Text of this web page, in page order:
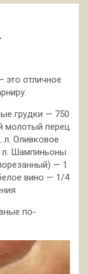
отличное
грудки — 750
молотый перец
л. Оливковое
л. Шампиньоны
— 1
вино — 1/4
по-